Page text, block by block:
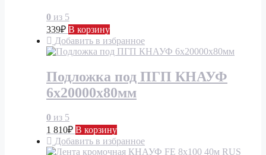
0 из 5
339₽ В корзину
Добавить в избранное
Подложка под ПГП КНАУФ
6х20000х80мм
0 из 5
1 810₽ В корзину
Добавить в избранное